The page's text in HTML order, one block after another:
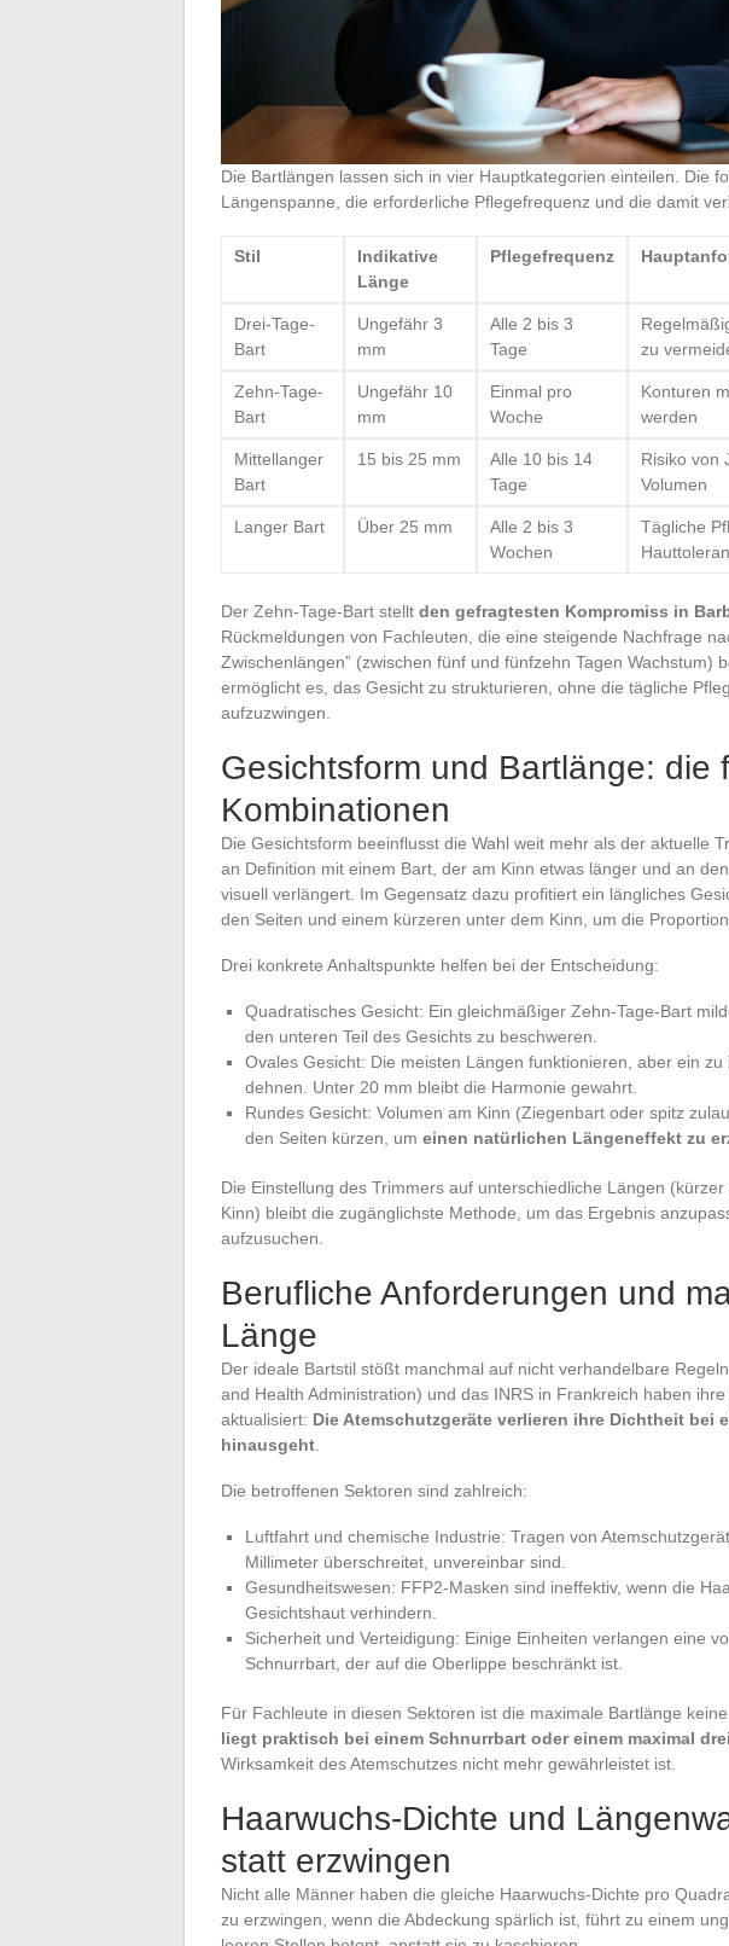
Die Bartlängen lassen sich in vier Hauptkategorien einteilen. Die
Längenspanne, die erforderliche Pflegefrequenz und die damit
Stil
Indikative
Länge
Pflegefrequenz
Drei-Tage-
Bart
Ungefähr 3
mm
Alle 2 bis 3
Tage
zu
Zehn-Tage-
Bart
Ungefähr 10
mm
Einmal pro
Woche
Konturen
werden
Mittellanger
Bart
15 bis 25 mm
Alle 10 bis 14
Tage
Risiko von
Volumen
Langer Bart Über 25 mm
Alle 2 bis 3
Wochen
Tägliche
Der Zehn-Tage-Bart stellt den gefragtesten Kompromiss in
Rückmeldungen von Fachleuten, die eine steigende Nachfrage
Zwischenlängen” (zwischen fünf und fünfzehn Tagen Wachstum)
ermöglicht es, das Gesicht zu strukturieren, ohne die tägliche
aufzuzwingen.
Gesichtsform und Bartlänge: die
Kombinationen
Die Gesichtsform beeinflusst die Wahl weit mehr als der aktuelle
an Definition mit einem Bart, der am Kinn etwas länger und an
visuell verlängert. Im Gegensatz dazu profitiert ein längliches
den Seiten und einem kürzeren unter dem Kinn, um die
Drei konkrete Anhaltspunkte helfen bei der Entscheidung:
Quadratisches Gesicht: Ein gleichmäßiger Zehn-Tage-Bart
den unteren Teil des Gesichts zu beschweren.
Ovales Gesicht: Die meisten Längen funktionieren, aber ein
dehnen. Unter 20 mm bleibt die Harmonie gewahrt.
Rundes Gesicht: Volumen am Kinn (Ziegenbart oder spitz
den Seiten kürzen, um einen natürlichen Längeneffekt zu
Die Einstellung des Trimmers auf unterschiedliche Längen
Kinn) bleibt die zugänglichste Methode, um das Ergebnis
aufzusuchen.
Berufliche Anforderungen und
Länge
Der ideale Bartstil stößt manchmal auf nicht verhandelbare
and Health Administration) und das INRS in Frankreich haben
aktualisiert: Die Atemschutzgeräte verlieren ihre Dichtheit bei
hinausgeht
Die betroffenen Sektoren sind zahlreich:
Luftfahrt und chemische Industrie: Tragen von
Millimeter überschreitet, unvereinbar sind.
Gesundheitswesen: FFP2-Masken sind ineffektiv, wenn die
Gesichtshaut verhindern.
Sicherheit und Verteidigung: Einige Einheiten verlangen eine
Schnurrbart, der auf die Oberlippe beschränkt ist.
Für Fachleute in diesen Sektoren ist die maximale Bartlänge keine
liegt praktisch bei einem Schnurrbart oder einem maximal
Wirksamkeit des Atemschutzes nicht mehr gewährleistet ist.
Haarwuchs-Dichte und
statt erzwingen
Nicht alle Männer haben die gleiche Haarwuchs-Dichte pro
zu erzwingen, wenn die Abdeckung spärlich ist, führt zu einem